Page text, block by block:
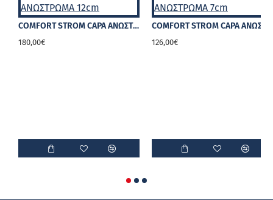
COMFORT STROM CAPA ΑΝΩΣΤΡΩΜΑ 12cm
180,00€ 126,00€